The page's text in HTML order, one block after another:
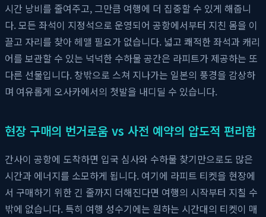
시간 낭비를 줄여주고, 그만큼 여행에 더 집중할 수 있게 해줍니
다. 모든 좌석이 지정석으로 운영되어 공항에서부터 지친 몸을 이
끌고 자리를 찾아 헤맬 필요가 없습니다. 넓고 쾌적한 좌석과 캐리
어를 보관할 수 있는 넉넉한 수하물 공간은 라피트가 제공하는 또
다른 선물입니다. 창밖으로 스쳐 지나가는 일본의 풍경을 감상하
며 여유롭게 오사카에서의 첫발을 내디딜 수 있습니다.
현장 구매의 번거로움 vs 사전 예약의 압도적 편리함
간사이 공항에 도착하면 입국 심사와 수하물 찾기만으로도 많은
시간과 에너지를 소모하게 됩니다. 여기에 라피트 티켓을 현장에
서 구매하기 위한 긴 줄까지 더해진다면 여행의 시작부터 지칠 수
밖에 없습니다. 특히 여행 성수기에는 원하는 시간대의 티켓이 매